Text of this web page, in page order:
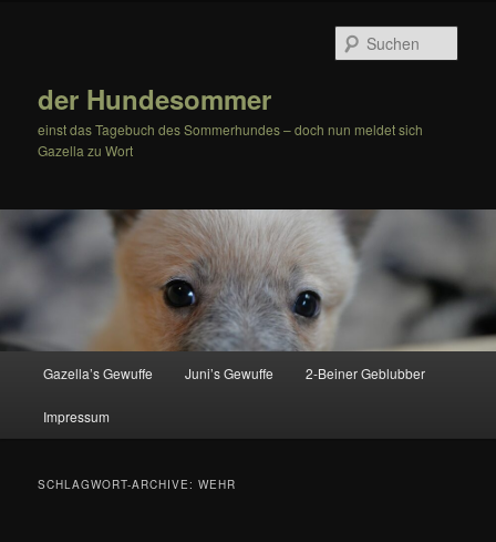
der Hundesommer
einst das Tagebuch des Sommerhundes – doch nun meldet sich
Gazella zu Wort
Gazella’s Gewuffe Juni’s Gewuffe 2-Beiner Geblubber
Impressum
SCHLAGWORT-ARCHIVE:WEHR